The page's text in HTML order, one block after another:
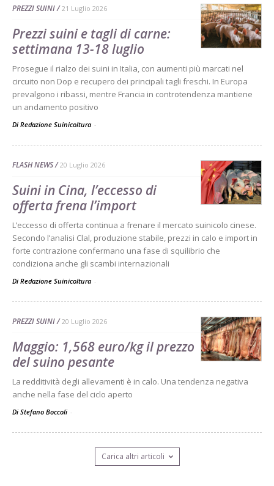
PREZZI SUINI 21 Luglio 2026
Prezzi suini e tagli di carne:
settimana 13-18 luglio
Prosegue il rialzo dei suini in Italia, con aumenti più marcati nel
circuito non Dop e recupero dei principali tagli freschi. In Europa
prevalgono i ribassi, mentre Francia in controtendenza mantiene
un andamento positivo
Di Redazione Suinicoltura -
FLASH NEWS 20 Luglio 2026
Suini in Cina, l’eccesso di
offerta frena l’import
L’eccesso di offerta continua a frenare il mercato suinicolo cinese.
Secondo l’analisi Clal, produzione stabile, prezzi in calo e import in
forte contrazione confermano una fase di squilibrio che
condiziona anche gli scambi internazionali
Di Redazione Suinicoltura -
PREZZI SUINI 20 Luglio 2026
Maggio: 1,568 euro/kg il prezzo
del suino pesante
La redditività degli allevamenti è in calo. Una tendenza negativa
anche nella fase del ciclo aperto
Di Stefano Boccoli -
Carica altri articoli